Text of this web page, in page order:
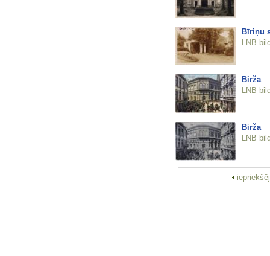
Bīriņu
LNB
Birža
LNB
Birža
LNB